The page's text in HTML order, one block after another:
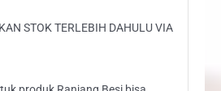
STOK TERLEBIH DAHULU VIA